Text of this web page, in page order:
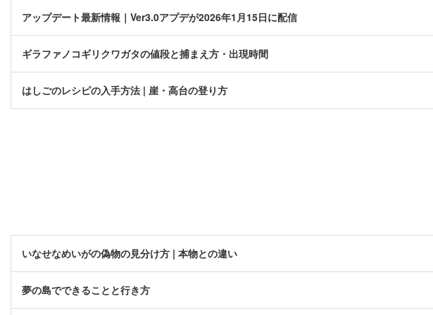
アップデート最新情報｜Ver3.0アプデが2026年1月15日に配信
ギラファノコギリクワガタの値段と捕まえ方・出現時間
はしごのレシピの入手方法 | 崖・高台の登り方
いなせなめいがの偽物の見分け方 | 本物との違い
夢の島でできることと行き方